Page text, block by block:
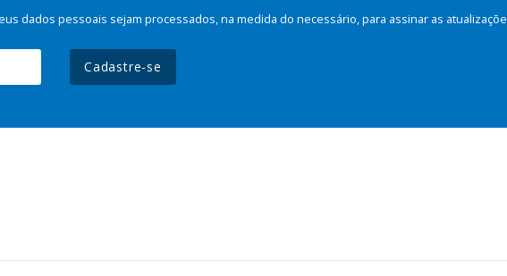
dados pessoais sejam processados, na medida do necessário, para assinar as
Cadastre-se